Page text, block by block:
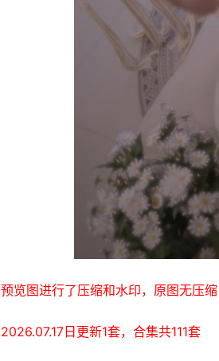
预览图进行了压缩和水印，原图无压缩
2026.07.17日更新1套，合集共111套